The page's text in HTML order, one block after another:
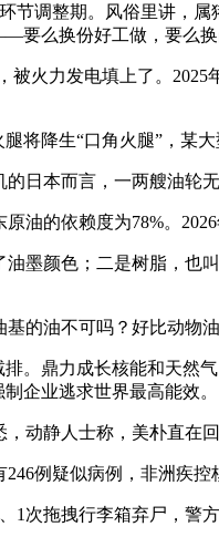
调整期。风俗里讲，属
要么换份好工做，要么
力发电填上了。2025
降生“口角火腿”，某大
本而言，一两艘油轮无
的依赖度为78%。2026
颜色；二是树脂，也
油不可吗？好比动物油
鼎力成长核能和天然气
企业逃求世界最高能效。
静人士称，美朴直在回
例疑似病例，非洲疾控
拖拽行李箱弃尸，警方